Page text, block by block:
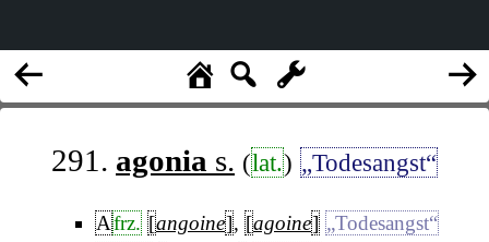
291. agonia s. (lat.) „Todesangst“
Afrz. [angoine], [agoine] „Todesangst“